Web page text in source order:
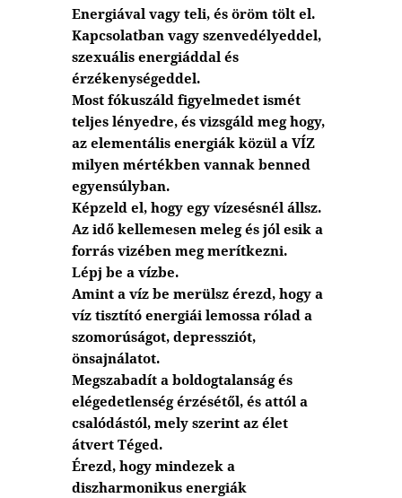
Energiával vagy teli, és öröm tölt el.
Kapcsolatban vagy szenvedélyeddel,
szexuális energiáddal és
érzékenységeddel.
Most fókuszáld figyelmedet ismét
teljes lényedre, és vizsgáld meg hogy,
az elementális energiák közül a VÍZ
milyen mértékben vannak benned
egyensúlyban.
Képzeld el, hogy egy vízesésnél állsz.
Az idő kellemesen meleg és jól esik a
forrás vizében meg merítkezni.
Lépj be a vízbe.
Amint a víz be merülsz érezd, hogy a
víz tisztító energiái lemossa rólad a
szomorúságot, depressziót,
önsajnálatot.
Megszabadít a boldogtalanság és
elégedetlenség érzésétől, és attól a
csalódástól, mely szerint az élet
átvert Téged.
Érezd, hogy mindezek a
diszharmonikus energiák